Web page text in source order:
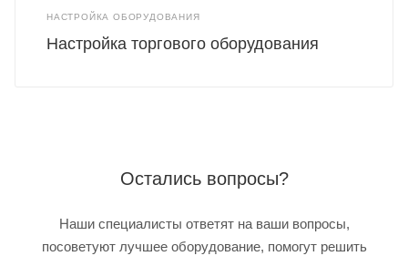
НАСТРОЙКА ОБОРУДОВАНИЯ
Настройка торгового оборудования
Остались вопросы?
Наши специалисты ответят на ваши вопросы,
посоветуют лучшее оборудование, помогут решить